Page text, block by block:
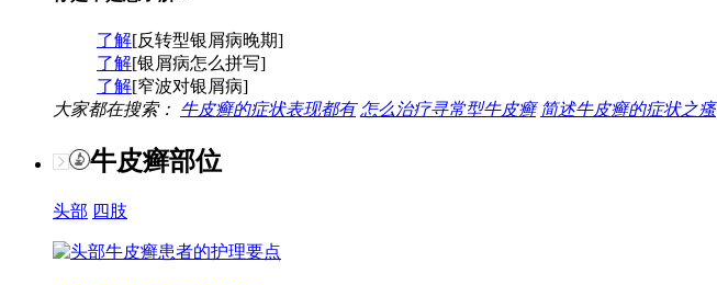
了解[反转型银屑病晚期]
了解[银屑病怎么拼写]
了解[窄波对银屑病]
大家都在搜索： 牛皮癣的症状表现都有 怎么治疗寻常型牛皮癣 简述牛皮癣的症状之瘙
牛皮癣部位
头部 四肢